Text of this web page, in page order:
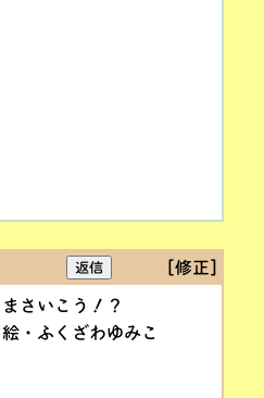
[修正]
さいこう！？
・ふくざわゆみこ